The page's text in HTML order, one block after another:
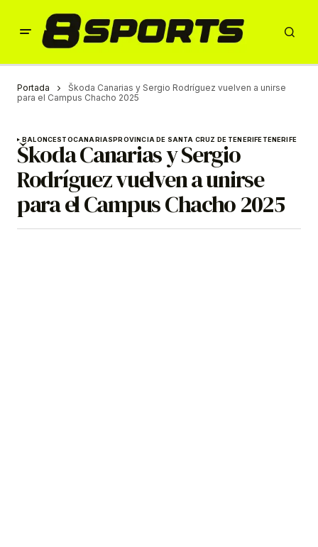
Portada
Škoda Canarias y Sergio Rodríguez vuelven a unirse
para el Campus Chacho 2025
BALONCESTOCANARIASPROVINCIA DE SANTA CRUZ DE TENERIFETENERIFE
Škoda Canarias y Sergio
Rodríguez vuelven a unirse
para el Campus Chacho 2025